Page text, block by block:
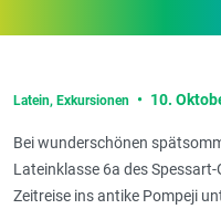
Latein, Exkursionen • 10.
Bei wunderschönen
Lateinklasse 6a des
Zeitreise ins antike Pompeji